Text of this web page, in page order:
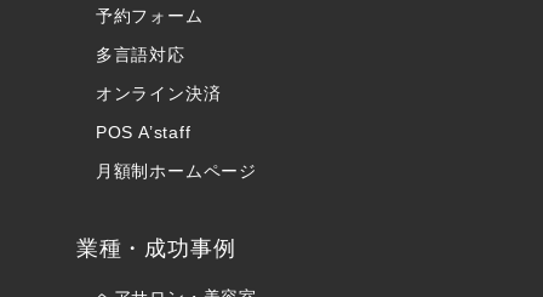
予約フォーム
多言語対応
オンライン決済
POS A’staff
月額制ホームページ
業種・成功事例